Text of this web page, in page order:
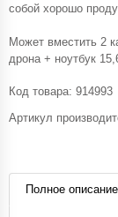
собой хорошо
Может вместить 2
дрона + ноутбук
Код товара: 914993
Артикул
Полное описание